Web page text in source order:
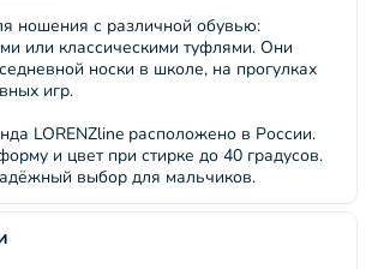
ношения с различной обувью:
или классическими туфлями. Они
носки в школе, на прогулках
игр.
LORENZline расположено в России.
и цвет при стирке до 40 градусов.
выбор для мальчиков.